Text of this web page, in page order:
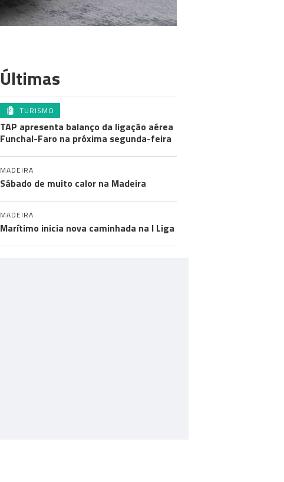
Últimas
TURISMO
TAP apresenta balanço da ligação aérea
Funchal-Faro na próxima segunda-feira
MADEIRA
Sábado de muito calor na Madeira
MADEIRA
Marítimo inicia nova caminhada na I Liga